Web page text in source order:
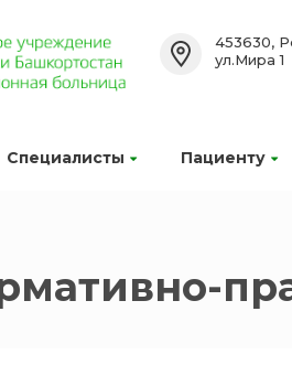
Специалисты Пациенту
453630,
ул.Мира 1